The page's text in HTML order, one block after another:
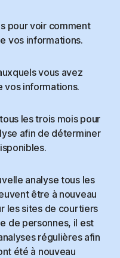
pour voir comment
vos informations.
vous avez
vos informations.
les trois mois pour
afin de déterminer
analyse tous les
être à nouveau
les sites de courtiers
de personnes, il est
régulières afin
été à nouveau